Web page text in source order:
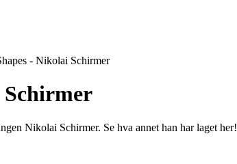
- Nikolai Schirmer
Schirmer
Nikolai Schirmer. Se hva annet han har laget her!